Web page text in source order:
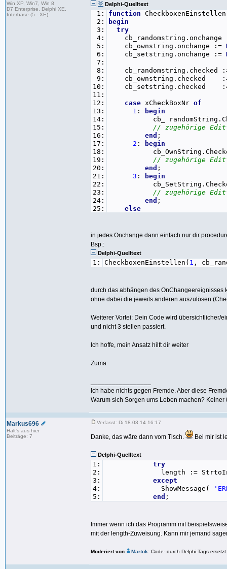
Win XP, Win7, Win 8
D7 Enterprise, Delphi XE,
Interbase (5 - XE)
Delphi-Quelltext
1:
2:
3:
4:
5:
6:
7:
8:
9:
10:
11:
12:
13:
14:
15:
16:
17:
18:
19:
20:
21:
22:
23:
24:
25:
28:
29:
30:
31:
32:
35:
function
begin
try
cb_ownstring.onchange :=
cb_setstring.onchange :=
cb_randomstring.checked
cb_ownstring.checked
cb_setstring.checked
case xCheckBoxNr of
1 :
begin
cb_
// zugehörige
end ;
2 :
begin
// zugehörige
end ;
3 :
begin
// zugehörige
end ;
else
// oder Behandlung
finally
cb_randomstring.OnChange
cb_ownstring.OnChange :=
end;
in jedes Onchange dann einfach nur dir
Bsp.:
Delphi-Quelltext
1: CheckboxenEinstellen( 1 ,
durch das abhängen des OnChangeereignisses
ohne dabei die jeweils anderen auszulösen
Weiterer Vortei: Dein Code wird übersichtlicher/
und nicht 3 stellen passiert.
Ich hoffe, mein Ansatz hilft dir weiter
Zuma
Ich habe nichts gegen Fremde. Aber diese
Warum sich Sorgen ums Leben machen? Keiner
Markus696
Hält's aus hier
Beiträge: 7
Verfasst: Di 18.03.14 16:17
Danke, das wäre dann vom Tisch. Bei mir ist
Delphi-Quelltext
1:
2:
3:
4:
5:
try
length := StrtoInt(
except
ShowMessage(
end ;
Immer wenn ich das Programm mit
mit der length-Zuweisung. Kann mir jemand
Moderiert von Martok: Code- durch Delphi-Tags ersetzt